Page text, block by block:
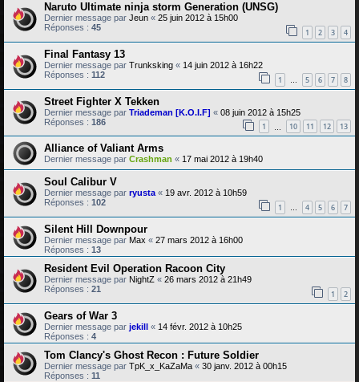
Naruto Ultimate ninja storm Generation (UNSG)
Dernier message par Jeun « 25 juin 2012 à 15h00
Réponses : 45 1 2 3 4
Final Fantasy 13
Dernier message par Trunksking « 14 juin 2012 à 16h22
Réponses : 112 1 … 5 6 7 8
Street Fighter X Tekken
Dernier message par Triademan [K.O.I.F] « 08 juin 2012 à 15h25
Réponses : 186 1 10 11 12 13
Alliance of Valiant Arms
Dernier message par Crashman « 17 mai 2012 à 19h40
Soul Calibur V
Dernier message par ryusta « 19 avr. 2012 à 10h59
Réponses : 102 1 … 4 5 6 7
Silent Hill Downpour
Dernier message par Max « 27 mars 2012 à 16h00
Réponses : 13
Resident Evil Operation Racoon City
Dernier message par NightZ « 26 mars 2012 à 21h49
Réponses : 21 1 2
Gears of War 3
Dernier message par jekill « 14 févr. 2012 à 10h25
Réponses : 4
Tom Clancy's Ghost Recon : Future Soldier
Dernier message par TpK_x_KaZaMa « 30 janv. 2012 à 00h15
Réponses : 11